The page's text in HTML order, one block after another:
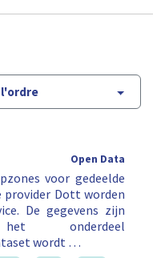
l'ordre
Open Data
voor gedeelde
Dott worden
De gegevens zijn
onderdeel
wordt …